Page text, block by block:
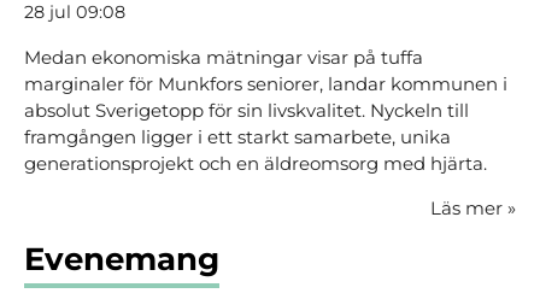
28 jul 09:08
Medan ekonomiska mätningar visar på tuffa
marginaler för Munkfors seniorer, landar kommunen i
absolut Sverigetopp för sin livskvalitet. Nyckeln till
framgången ligger i ett starkt samarbete, unika
generationsprojekt och en äldreomsorg med hjärta.
Läs mer »
Evenemang